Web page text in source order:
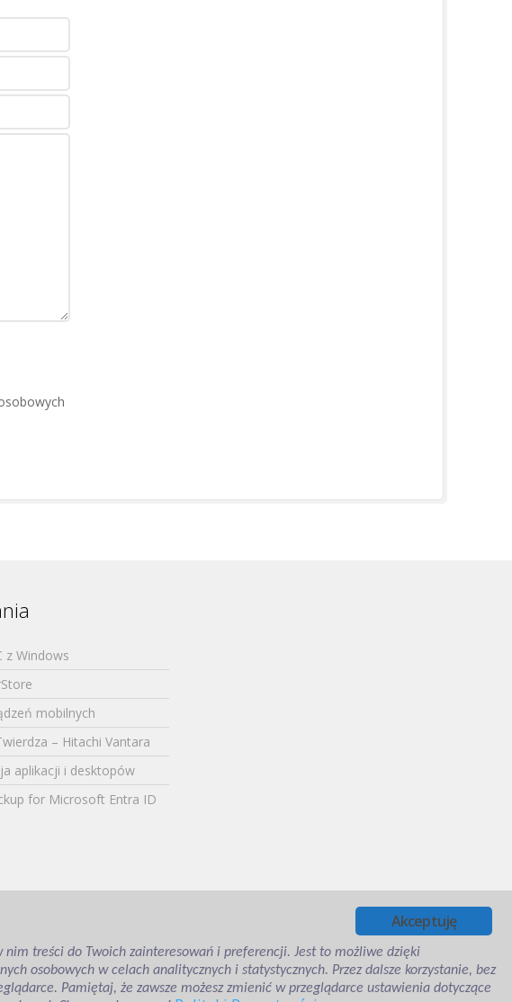
z Windows
mobilnych
– Hitachi Vantara
aplikacji i desktopów
for Microsoft Entra ID
Akceptuję
nim treści do Twoich zainteresowań i preferencji. Jest to możliwe dzięki
osobowych w celach analitycznych i statystycznych. Przez dalsze korzystanie, bez
Pamiętaj, że zawsze możesz zmienić w przeglądarce ustawienia dotyczące